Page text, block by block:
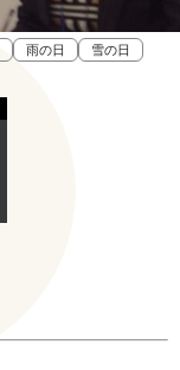
雨の日
雪の日